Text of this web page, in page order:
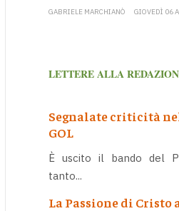
GABRIELE MARCHIANÒ GIOVEDÌ 06
LETTERE ALLA
Segnalate criticità
GOL
È uscito il bando del
tanto...
La Passione di Cristo